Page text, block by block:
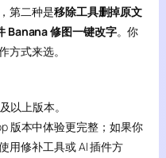
第二种是移除工具删掉原文
Banana 修图一键改字。你
方式来选。
以上版本。
版本中体验更完整；如果你
用修补工具或 AI 插件方